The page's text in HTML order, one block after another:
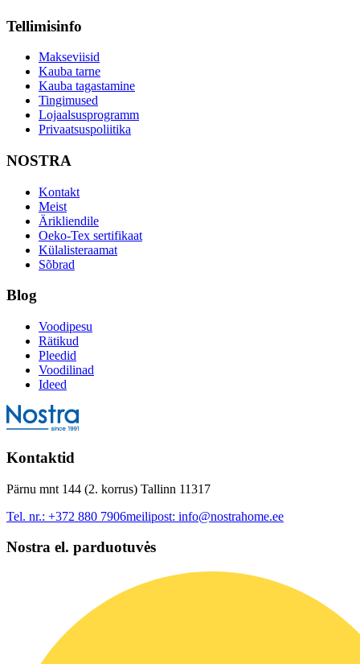
Tellimisinfo
Makseviisid
Kauba tarne
Kauba tagastamine
Tingimused
Lojaalsusprogramm
Privaatsuspoliitika
NOSTRA
Kontakt
Meist
Ärikliendile
Oeko-Tex sertifikaat
Külalisteraamat
Sõbrad
Blog
Voodipesu
Rätikud
Pleedid
Voodilinad
Ideed
Kontaktid
Pärnu mnt 144 (2. korrus) Tallinn 11317
Tel. nr.: +372 880 7906meilipost: info@nostrahome.ee
Nostra el. parduotuvės